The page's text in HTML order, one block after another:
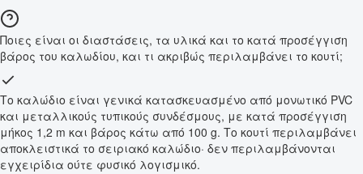
Ποιες είναι οι διαστάσεις, τα υλικά και το κατά προσέγγιση
βάρος του καλωδίου, και τι ακριβώς περιλαμβάνει το κουτί;
Το καλώδιο είναι γενικά κατασκευασμένο από μονωτικό PVC
και μεταλλικούς τυπικούς συνδέσμους, με κατά προσέγγιση
μήκος 1,2 m και βάρος κάτω από 100 g. Το κουτί περιλαμβάνει
αποκλειστικά το σειριακό καλώδιο· δεν περιλαμβάνονται
εγχειρίδια ούτε φυσικό λογισμικό.